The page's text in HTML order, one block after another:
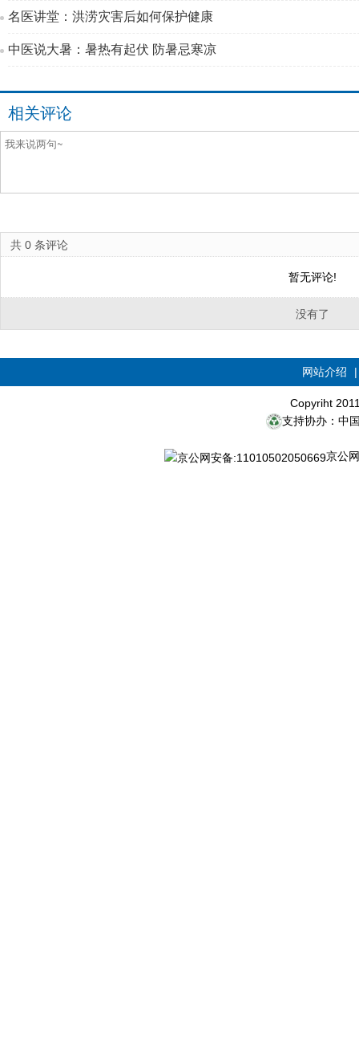
名医讲堂：洪涝灾害后如何保护健康
中医说大暑：暑热有起伏 防暑忌寒凉
相关评论
共 0 条评论
暂无评论!
没有了
网站介绍
Copyriht
支持协办：中
京公